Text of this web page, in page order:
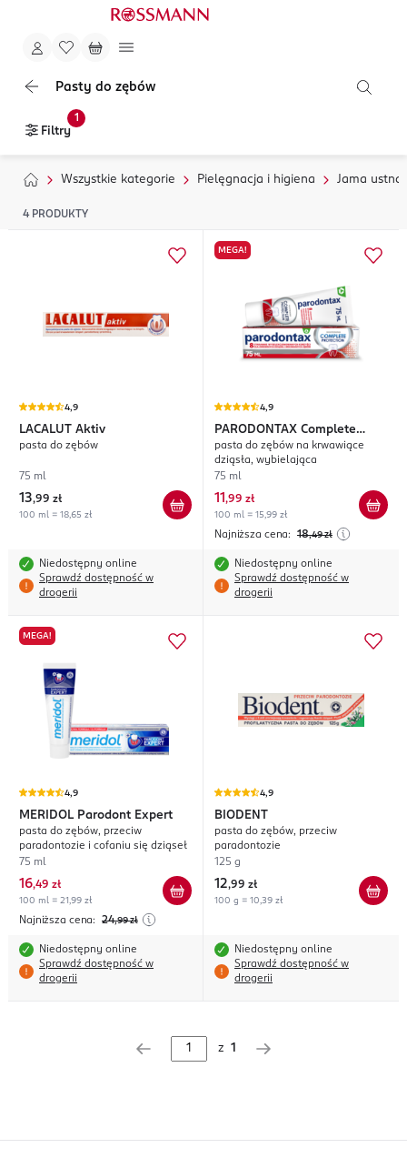
Pasty do zębów
Filtry
1
Wszystkie kategorie Pielęgnacja i higiena Jama ustna
4 PRODUKTY
4,9
LACALUT Aktiv
pasta do zębów
75 ml
13,99 zł
100 ml = 18,65 zł
Niedostępny online
Sprawdź dostępność w
drogerii
MEGA!
4,9
PARODONTAX Complete
Protection Whitening
pasta do zębów na krwawiące
dziąsła, wybielająca
75 ml
11 ,99 zł
100 ml = 15,99 zł
Najniższa cena: 18,49 zł
Niedostępny online
Sprawdź dostępność w
drogerii
MEGA!
4,9
MERIDOL Parodont Expert
pasta do zębów, przeciw
paradontozie i cofaniu się dziąseł
75 ml
16,49 zł
100 ml = 21,99 zł
Najniższa cena: 24,99 zł
Niedostępny online
Sprawdź dostępność w
drogerii
4,9
BIODENT
pasta do zębów, przeciw
paradontozie
125 g
12,99 zł
100 g = 10,39 zł
Niedostępny online
Sprawdź dostępność w
drogerii
z 1